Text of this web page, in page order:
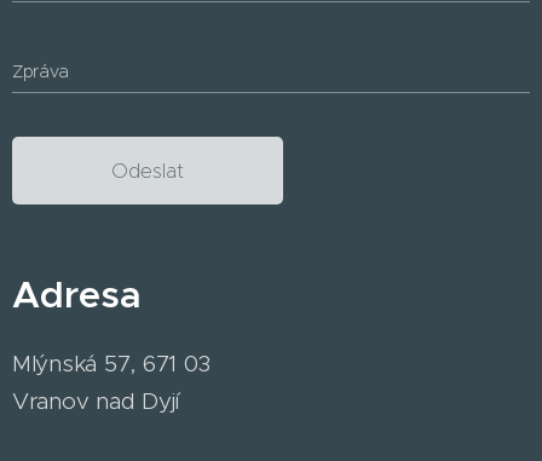
Zpráva
Odeslat
Adresa
Mlýnská 57, 671 03
Vranov nad Dyjí